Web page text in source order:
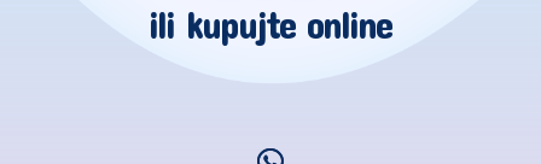
ili kupujte online